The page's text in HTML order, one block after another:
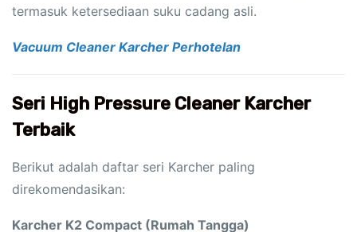
termasuk ketersediaan suku cadang asli.
Vacuum Cleaner Karcher Perhotelan
Seri High Pressure Cleaner Karcher
Terbaik
Berikut adalah daftar seri Karcher paling
direkomendasikan:
Karcher K2 Compact (Rumah Tangga)